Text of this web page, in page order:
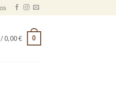
0,00€ 0